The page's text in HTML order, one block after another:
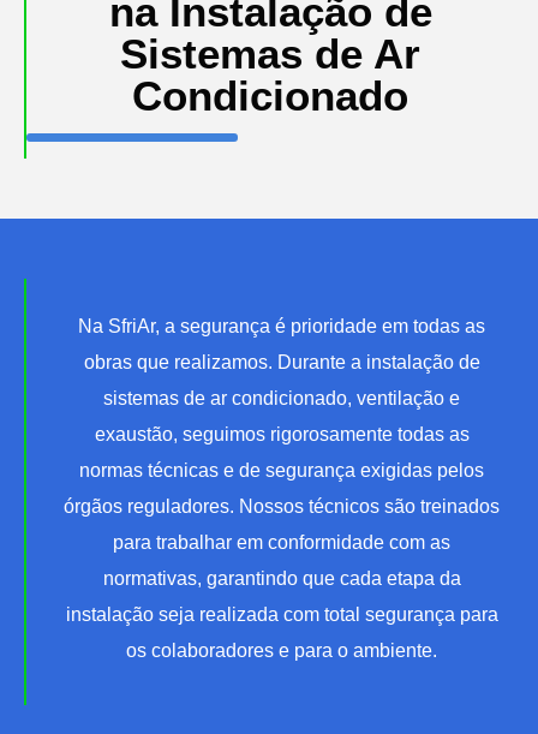
na Instalação de
Sistemas de Ar
Condicionado
Na SfriAr, a segurança é prioridade em todas as
obras que realizamos. Durante a instalação de
sistemas de ar condicionado, ventilação e
exaustão, seguimos rigorosamente todas as
normas técnicas e de segurança exigidas pelos
órgãos reguladores. Nossos técnicos são treinados
para trabalhar em conformidade com as
normativas, garantindo que cada etapa da
instalação seja realizada com total segurança para
os colaboradores e para o ambiente.